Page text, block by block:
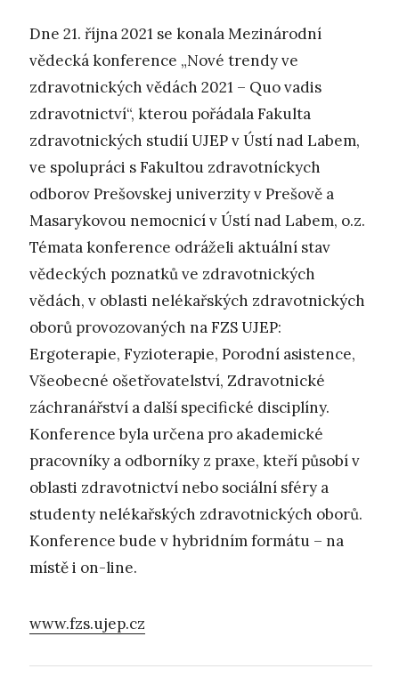
Dne 21. října 2021 se konala Mezinárodní
vědecká konference „Nové trendy ve
zdravotnických vědách 2021 – Quo vadis
zdravotnictví“, kterou pořádala Fakulta
zdravotnických studií UJEP v Ústí nad Labem,
ve spolupráci s Fakultou zdravotníckych
odborov Prešovskej univerzity v Prešově a
Masarykovou nemocnicí v Ústí nad Labem, o.z.
Témata konference odráželi aktuální stav
vědeckých poznatků ve zdravotnických
vědách, v oblasti nelékařských zdravotnických
oborů provozovaných na FZS UJEP:
Ergoterapie, Fyzioterapie, Porodní asistence,
Všeobecné ošetřovatelství, Zdravotnické
záchranářství a další specifické disciplíny.
Konference byla určena pro akademické
pracovníky a odborníky z praxe, kteří působí v
oblasti zdravotnictví nebo sociální sféry a
studenty nelékařských zdravotnických oborů.
Konference bude v hybridním formátu – na
místě i on-line.
www.fzs.ujep.cz